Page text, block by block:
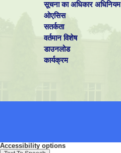
सूचना का अधिकार अधिनियम
ओएसिस
सतर्कता
वर्तमान विशेष
डाउनलोड
कार्यक्रम
Accessibility options